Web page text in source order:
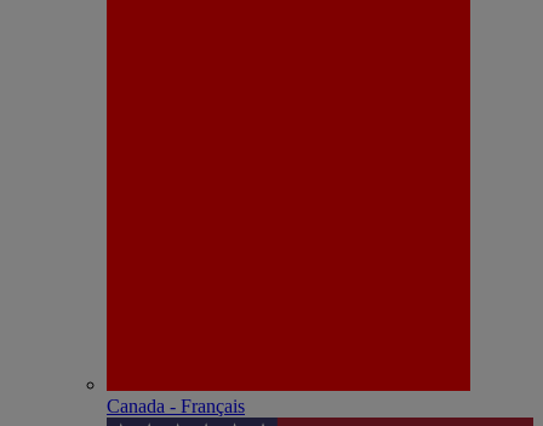
Canada - Français